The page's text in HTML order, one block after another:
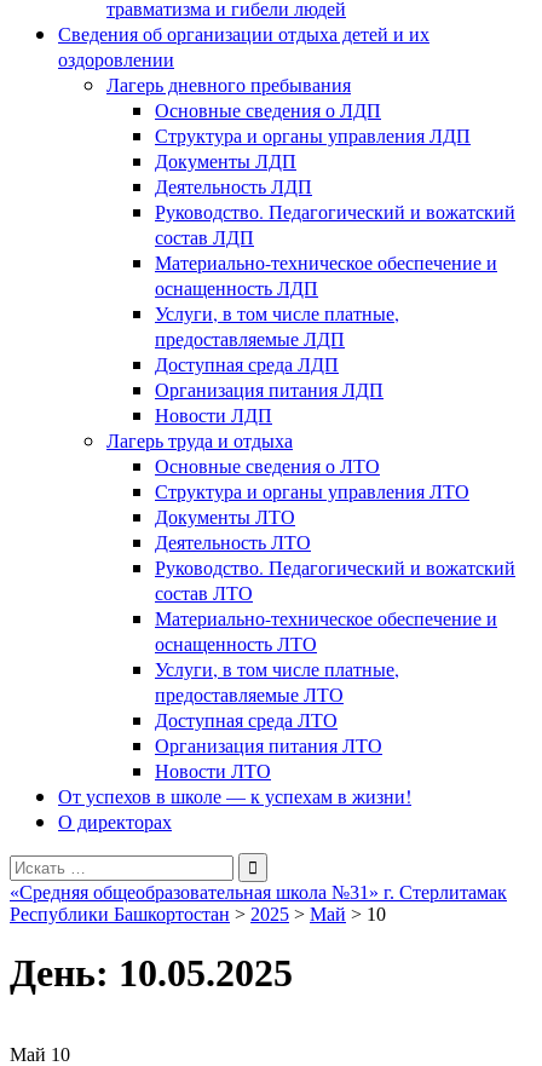
травматизма и гибели людей
Сведения об организации отдыха детей и их
оздоровлении
Лагерь дневного пребывания
Основные сведения о ЛДП
Структура и органы управления ЛДП
Документы ЛДП
Деятельность ЛДП
Руководство. Педагогический и вожатский
состав ЛДП
Материально-техническое обеспечение и
оснащенность ЛДП
Услуги, в том числе платные,
предоставляемые ЛДП
Доступная среда ЛДП
Организация питания ЛДП
Новости ЛДП
Лагерь труда и отдыха
Основные сведения о ЛТО
Структура и органы управления ЛТО
Документы ЛТО
Деятельность ЛТО
Руководство. Педагогический и вожатский
состав ЛТО
Материально-техническое обеспечение и
оснащенность ЛТО
Услуги, в том числе платные,
предоставляемые ЛТО
Доступная среда ЛТО
Организация питания ЛТО
Новости ЛТО
От успехов в школе — к успехам в жизни!
О директорах
Поиск
для:
«Средняя общеобразовательная школа №31» г. Стерлитамак
Республики Башкортостан > 2025 > Май > 10
День: 10.05.2025
Май 10